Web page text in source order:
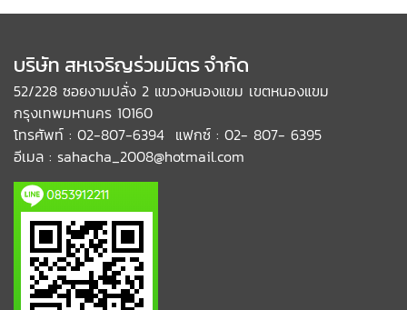
บริษัท สหเจริญร่วมมิตร จำกัด
52/228 ซอยงามปลั่ง 2 แขวงหนองแขม เขตหนองแขม
กรุงเทพมหานคร 10160
โทรศัพท์ : 02-807-6394 แฟกซ์ : 02- 807- 6395
อีเมล : sahacha_2008@hotmail.com